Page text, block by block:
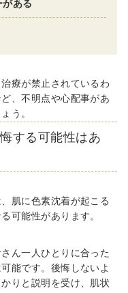
ある
療が禁止されているわ
、不明点や心配事があ
う。
する可能性はあ
肌に色素沈着が起こる
可能性があります。
ん一人ひとりに合った
能です。後悔しないよ
りと説明を受け、肌状